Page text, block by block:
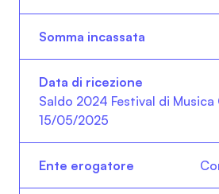
Saldo 2024 Festival di
15/05/2025